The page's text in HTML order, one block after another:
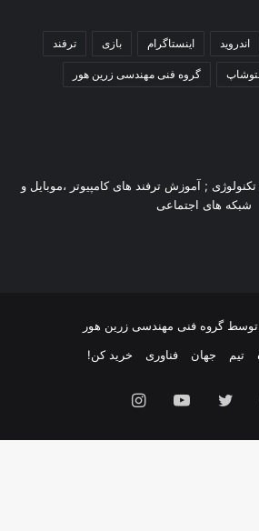
اندروید اینستاگرام بازی ترفند
گروه فنی مهندسی زرین هور
; آموزش ترفند های کامپیوتر ،موبایل و
شبکه های اجتماعی
گروه فنی مهندسی زرین هور
تیم جهان فناوری خرید کن!
توییتر یوتیوباینستاگرام